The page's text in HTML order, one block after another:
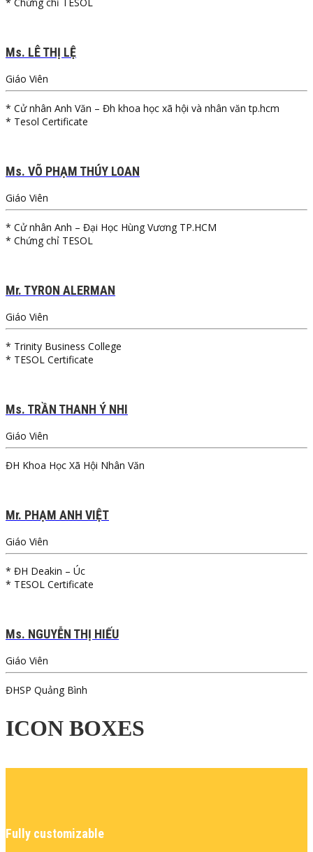
Ms. LÊ THỊ LỆ
Giáo Viên
* Cử nhân Anh Văn – Đh khoa học xã hội và nhân văn tp.hcm
* Tesol Certificate
Ms. VÕ PHẠM THÚY LOAN
Giáo Viên
* Cử nhân Anh – Đại Học Hùng Vương TP.HCM
* Chứng chỉ TESOL
Mr. TYRON ALERMAN
Giáo Viên
* Trinity Business College
* TESOL Certificate
Ms. TRẦN THANH Ý NHI
Giáo Viên
ĐH Khoa Học Xã Hội Nhân Văn
Mr. PHẠM ANH VIỆT
Giáo Viên
* ĐH Deakin – Úc
* TESOL Certificate
Ms. NGUYỄN THỊ HIẾU
Giáo Viên
ĐHSP Quảng Bình
ICON BOXES
Fully customizable